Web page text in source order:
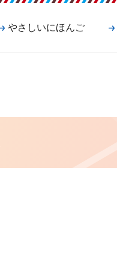
やさしいにほんご